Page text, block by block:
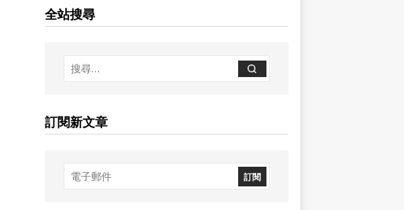
全站搜尋
訂閱新文章